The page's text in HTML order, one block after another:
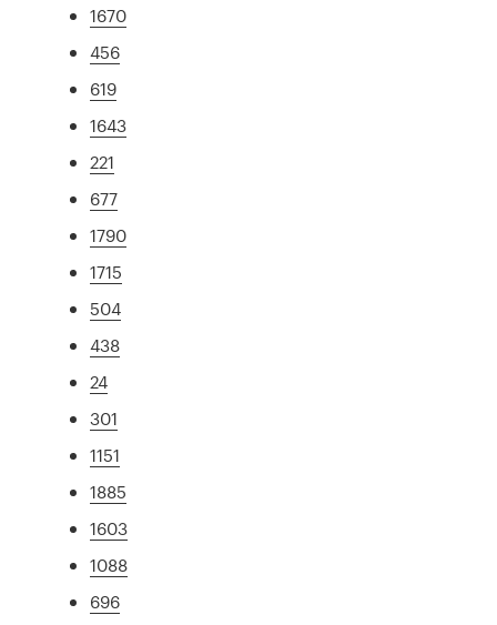
1670
456
619
1643
221
677
1790
1715
504
438
24
301
1151
1885
1603
1088
696